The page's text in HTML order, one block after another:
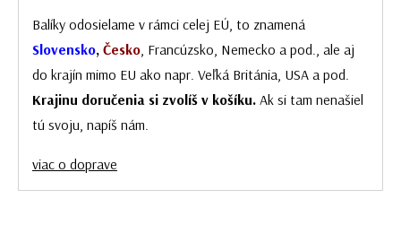
Balíky odosielame v rámci celej EÚ, to znamená
Slovensko, Česko, Francúzsko, Nemecko a pod., ale aj
do krajín mimo EU ako napr. Veľká Británia, USA a pod.
Krajinu doručenia si zvolíš v košíku. Ak si tam nenašiel
tú svoju, napíš nám.
viac o doprave